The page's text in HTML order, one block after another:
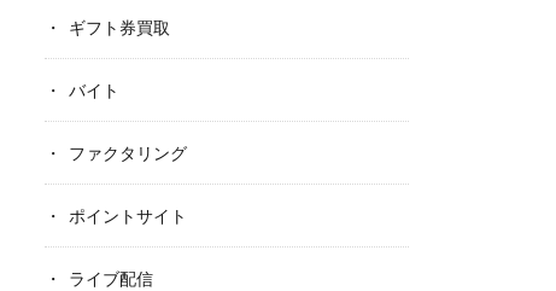
ギフト券買取
バイト
ファクタリング
ポイントサイト
ライブ配信